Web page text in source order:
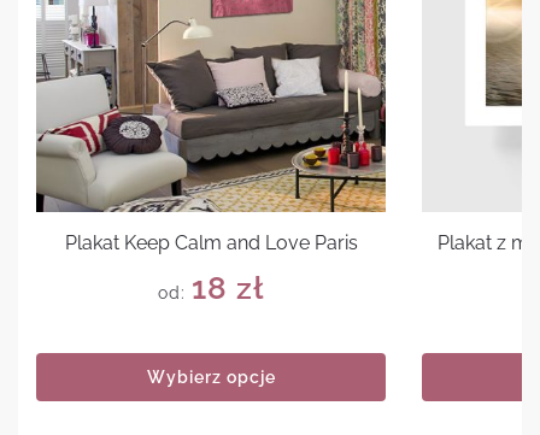
Plakat Keep Calm and Love Paris
od: 18 zł
Wybierz opcje
Plakat z